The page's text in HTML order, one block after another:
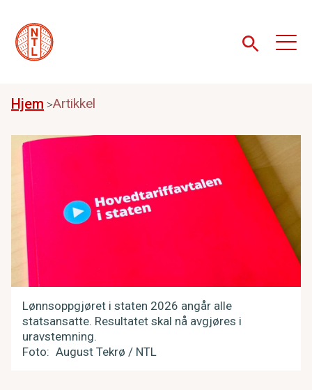
Hjem Artikkel
Lønnsoppgjøret i staten 2026 angår alle
statsansatte. Resultatet skal nå avgjøres i
uravstemning.
Foto
August Tekrø / NTL